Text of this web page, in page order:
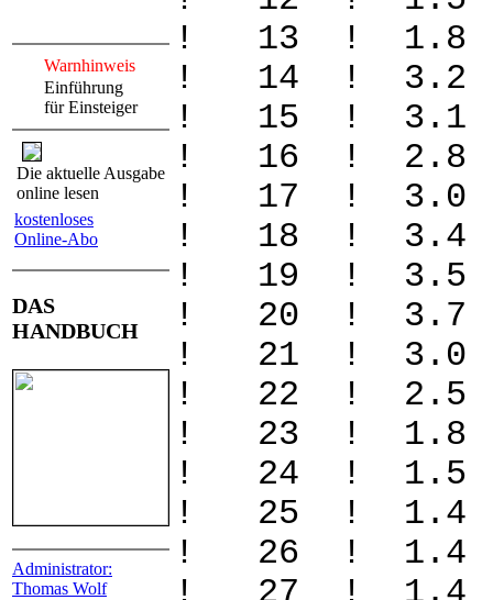
Warnhinweis
Einführung
für Einsteiger
Die aktuelle Ausgabe
online lesen
kostenloses
Online-Abo
DAS
HANDBUCH
Administrator:
Thomas Wolf
! 13 ! 1.8
! 14 ! 3.2
! 15 ! 3.1
! 16 ! 2.8
! 17 ! 3.0
! 18 ! 3.4
! 19 ! 3.5
! 20 ! 3.7
! 21 ! 3.0
! 22 ! 2.5
! 23 ! 1.8
! 24 !
! 25 !
! 26 !